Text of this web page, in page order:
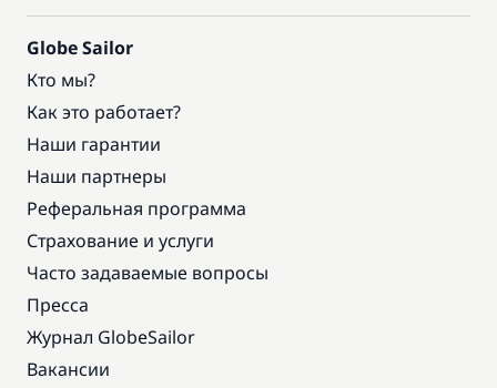
Globe Sailor
Кто мы?
Как это работает?
Наши гарантии
Наши партнеры
Реферальная программа
Страхование и услуги
Часто задаваемые вопросы
Пресса
Журнал GlobeSailor
Вакансии